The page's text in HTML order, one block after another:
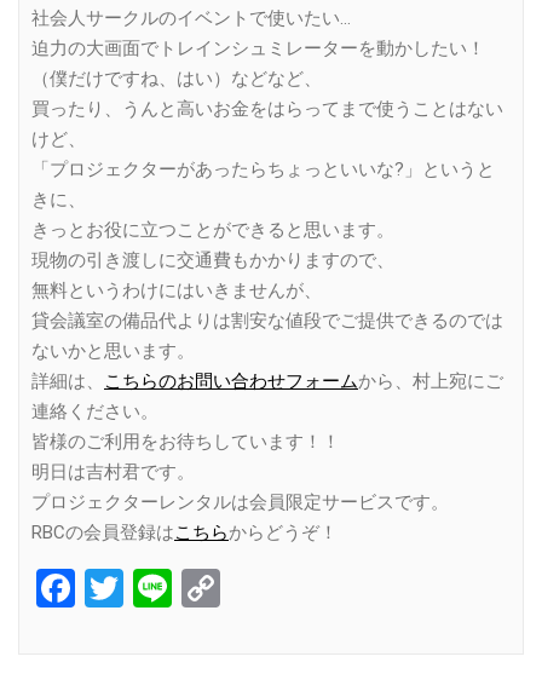
社会人サークルのイベントで使いたい…
迫力の大画面でトレインシュミレーターを動かしたい！
（僕だけですね、はい）などなど、
買ったり、うんと高いお金をはらってまで使うことはない
けど、
「プロジェクターがあったらちょっといいな?」というと
きに、
きっとお役に立つことができると思います。
現物の引き渡しに交通費もかかりますので、
無料というわけにはいきませんが、
貸会議室の備品代よりは割安な値段でご提供できるのでは
ないかと思います。
詳細は、
こちらのお問い合わせフォームから、村上宛にご
連絡ください。
皆様のご利用をお待ちしています！！
明日は吉村君です。
プロジェクターレンタルは会員限定サービスです。
RBCの会員登録はこちらからどうぞ！
Facebook
Twitter
Line